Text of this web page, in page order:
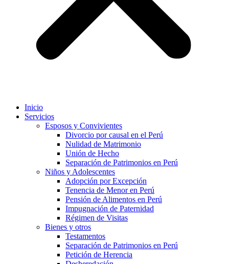
Inicio
Servicios
Esposos y Convivientes
Divorcio por causal en el Perú
Nulidad de Matrimonio
Unión de Hecho
Separación de Patrimonios en Perú
Niños y Adolescentes
Adopción por Excepción
Tenencia de Menor en Perú
Pensión de Alimentos en Perú
Impugnación de Paternidad
Régimen de Visitas
Bienes y otros
Testamentos
Separación de Patrimonios en Perú
Petición de Herencia